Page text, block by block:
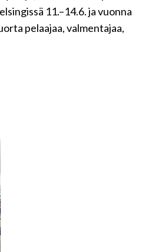
11.–14.6. ja vuonna
pelaajaa, valmentajaa,